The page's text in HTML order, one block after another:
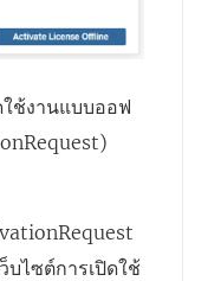
ใช้งานแบบออฟ
ไซต์การเปิดใช้